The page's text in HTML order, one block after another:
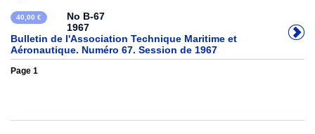
40,00 €
No B-67
1967
Bulletin de l'Association Technique Maritime et
Aéronautique. Numéro 67. Session de 1967
Page 1